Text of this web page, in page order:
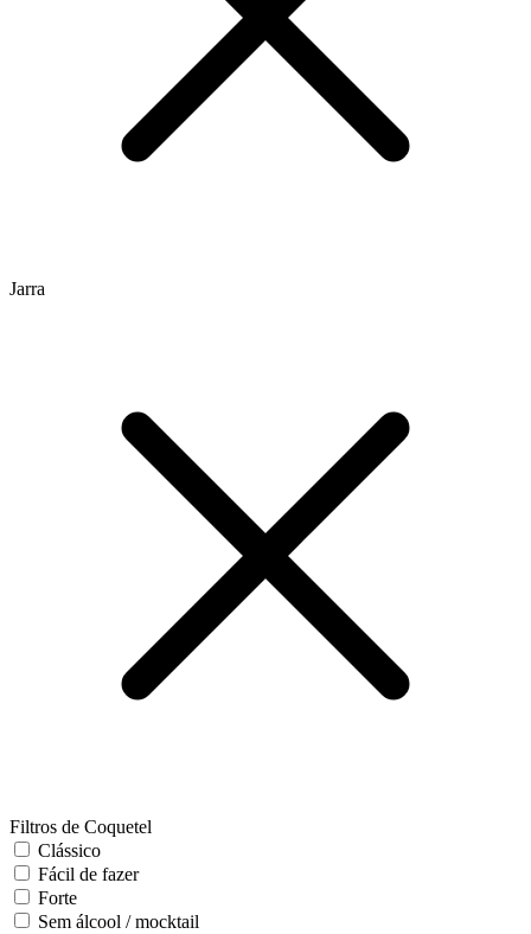
Jarra
Filtros de Coquetel
Clássico
Fácil de fazer
Forte
Sem álcool / mocktail